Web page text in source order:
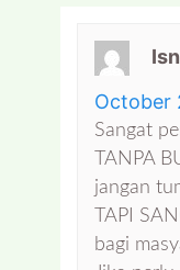
October
Sangat
TANPA
jangan
TAPI
bagi